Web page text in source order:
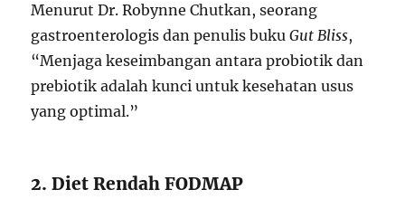
Menurut Dr. Robynne Chutkan, seorang
gastroenterologis dan penulis bukuGut Bliss,
“Menjaga keseimbangan antara probiotik dan
prebiotik adalah kunci untuk kesehatan usus
yang optimal.”
2. Diet Rendah FODMAP